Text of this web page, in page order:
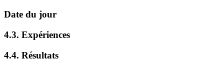
Date du jour
4.3. Expériences
4.4. Résultats